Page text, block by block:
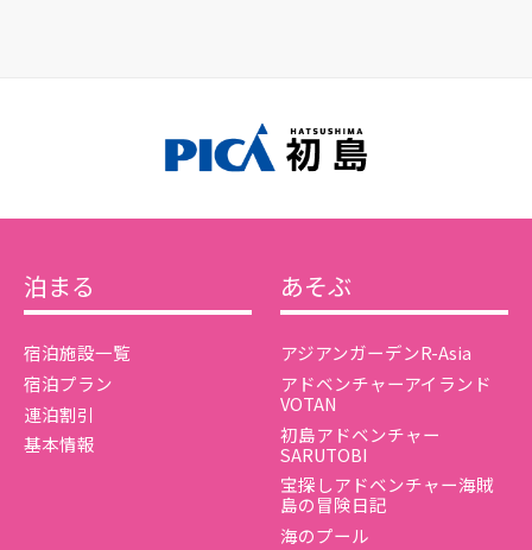
泊まる
宿泊施設一覧
宿泊プラン
連泊割引
基本情報
あそぶ
アジアンガーデンR-Asia
アドベンチャーアイランド
VOTAN
初島アドベンチャー
SARUTOBI
宝探しアドベンチャー海賊
島の冒険日記
海のプール